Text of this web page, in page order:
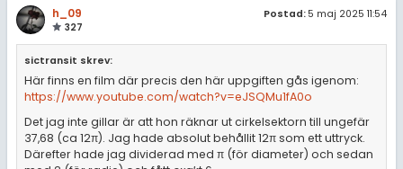
h_09
327
Postad: 5 maj 2025 11:54
sictransit skrev:
Här finns en film där precis den här uppgiften gås igenom:
https://www.youtube.com/watch?v=eJSQMu1fA0o
Det jag inte gillar är att hon räknar ut cirkelsektorn till ungefär
37,68 (ca 12π). Jag hade absolut behållit 12π som ett uttryck.
Därefter hade jag dividerad med π (för diameter) och sedan